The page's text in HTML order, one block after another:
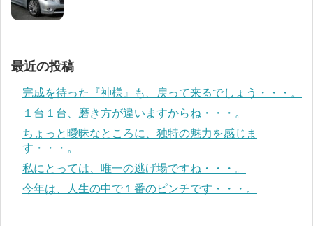
最近の投稿
完成を待った『神様』も、戻って来るでしょう・・・。
１台１台、磨き方が違いますからね・・・。
ちょっと曖昧なところに、独特の魅力を感じま
す・・・。
私にとっては、唯一の逃げ場ですね・・・。
今年は、人生の中で１番のピンチです・・・。